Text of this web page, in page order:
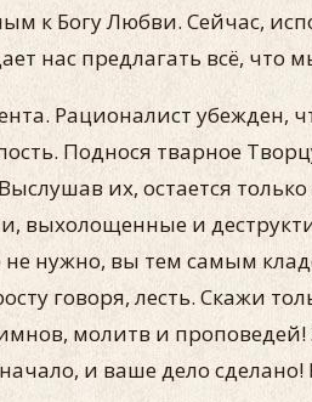
к Богу Любви. Сейчас,
нас предлагать всё, что
Рационалист убежден,
Поднося тварное
их, остается
и
нужно, вы тем самым
говоря, лесть. Скажи
молитв и проповедей!
и ваше дело